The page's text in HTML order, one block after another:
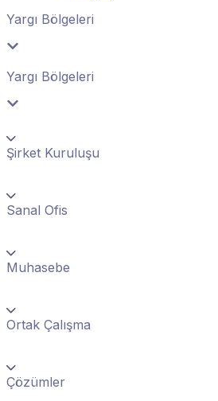
Yargı Bölgeleri
Yargı Bölgeleri
Şirket Kuruluşu
Sanal Ofis
Muhasebe
Ortak Çalışma
Çözümler